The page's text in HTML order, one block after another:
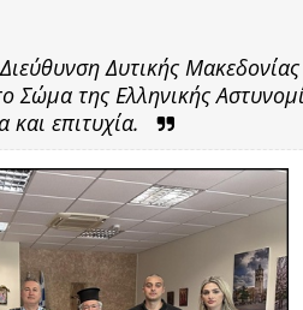
Δυτικής
Σώμα της Ελληνικής
και επιτυχία.